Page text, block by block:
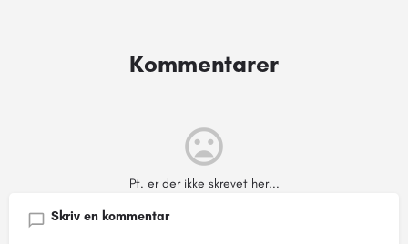
Kommentarer
Pt. er der ikke skrevet her...
Skriv en kommentar